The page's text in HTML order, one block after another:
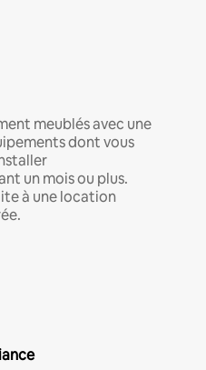
meublés avec une
dont vous
un mois ou plus.
à une location